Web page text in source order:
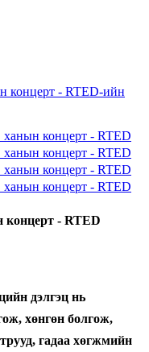
концерт - RTED
дэлгэц нь
хөнгөн болгож,
гадаа хөгжмийн